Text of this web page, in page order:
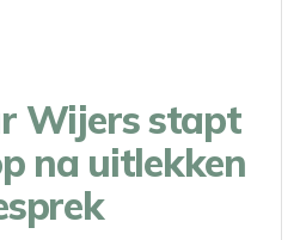
Wijers stapt
na uitlekken